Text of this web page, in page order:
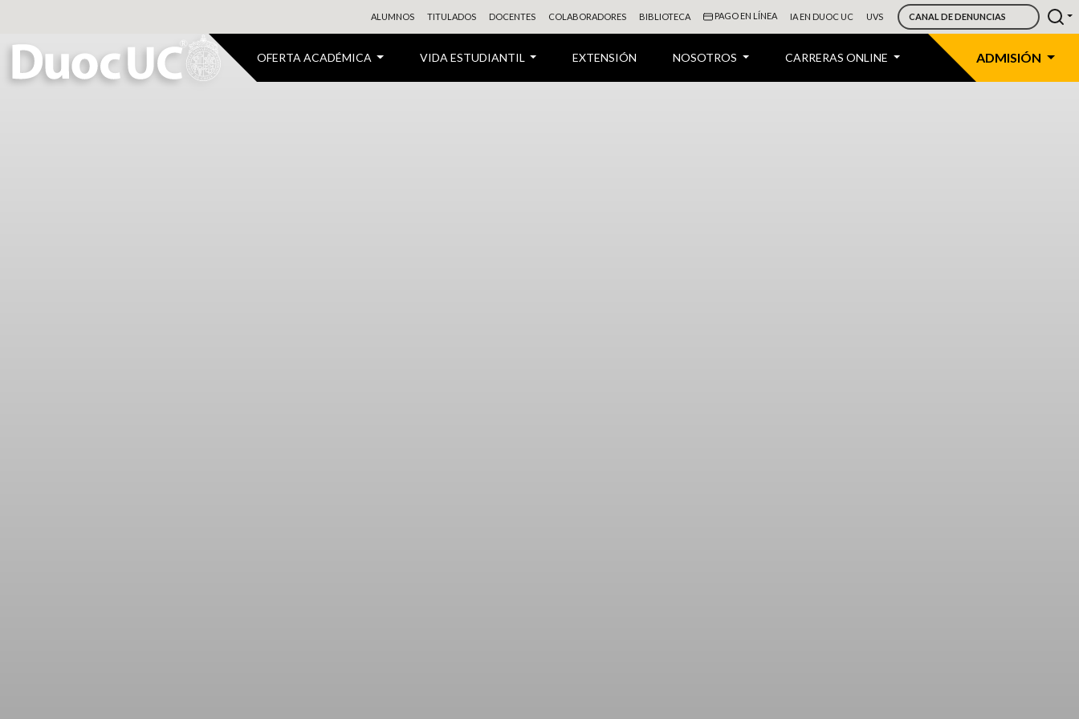
OFERTA ACADÉMICA VIDA ESTUDIANTIL EXTENSIÓN NOSOTROS CARRERAS ONLINE ADMISIÓN
ALUMNOS TITULADOS DOCENTES COLABORADORES BIBLIOTECA PAGO EN LÍNEA IA EN DUOC UC UVS CANAL DE DENUNCIAS